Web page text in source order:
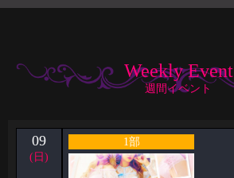
Weekly Event
週間イベント
09
(日)
1部